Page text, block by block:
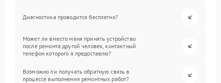
Диагностика проводится бесплатно?
Может ли вместо меня принять устройство
после ремонта другой человек, контактный
телефон которого я предоставлю?
Возможно ли получать обратную связь в
процессе выполнения ремонтных работ?